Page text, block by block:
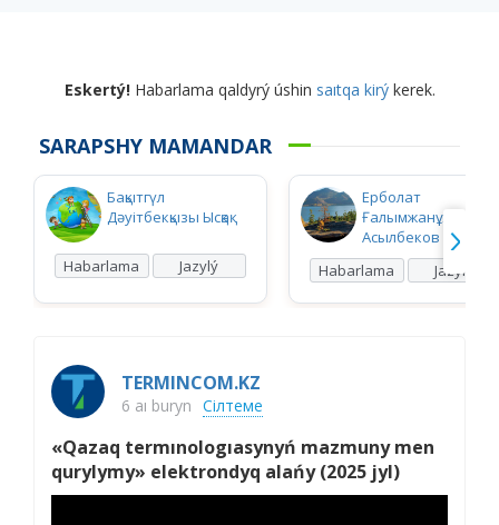
Eskertý!Habarlama qaldyrý úshin saıtqa kirýkerek.
SARAPSHY MAMANDAR
Бақытгүл
Дәуітбекқызы Ысқақ
Habarlama Jazylý
Ерболат
Ғалымжанұлы
Асылбеков
Habarlama
Jazylý
TERMINCOM.KZ
6 aı buryn Сілтеме
«Qazaq termınologıasynyń mazmuny men
qurylymy» elektrondyq alańy (2025 jyl)